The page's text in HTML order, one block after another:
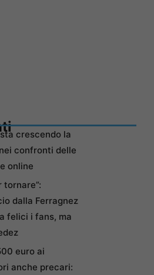
crescendo la
confronti delle
online
tornare”:
dalla Ferragnez
felici i fans, ma
euro ai
anche precari: